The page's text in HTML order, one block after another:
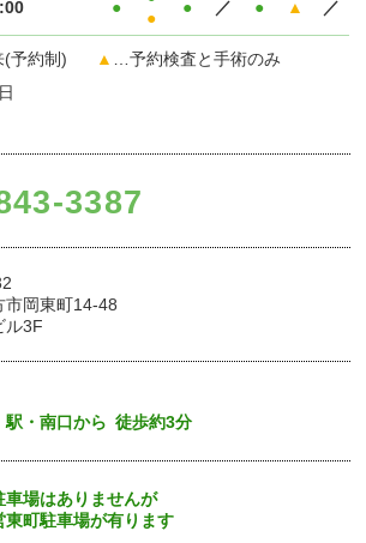
●
●
● ／ ● ▲ ／
(予約制) ▲
…予約検査と手術のみ
3387
市岡東町14-48
ル3F
駅・南口から徒歩約3分
車場はありませんが
東町駐車場が有ります